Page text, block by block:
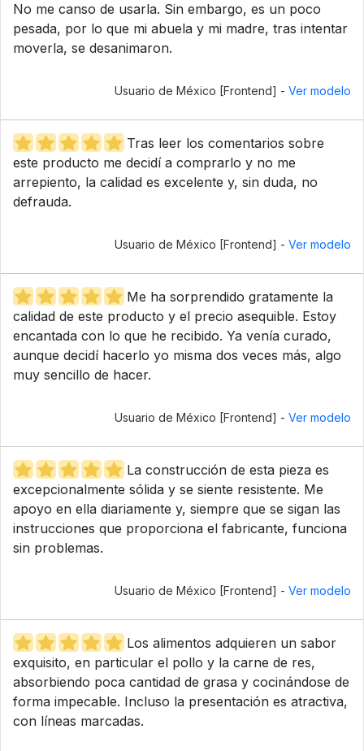
No me canso de usarla. Sin embargo, es un poco
pesada, por lo que mi abuela y mi madre, tras intentar
moverla, se desanimaron.
Usuario de México [Frontend] - Ver modelo
Tras leer los comentarios sobre
este producto me decidí a comprarlo y no me
arrepiento, la calidad es excelente y, sin duda, no
defrauda.
Usuario de México [Frontend] - Ver modelo
Me ha sorprendido gratamente la
calidad de este producto y el precio asequible. Estoy
encantada con lo que he recibido. Ya venía curado,
aunque decidí hacerlo yo misma dos veces más, algo
muy sencillo de hacer.
Usuario de México [Frontend] - Ver modelo
La construcción de esta pieza es
excepcionalmente sólida y se siente resistente. Me
apoyo en ella diariamente y, siempre que se sigan las
instrucciones que proporciona el fabricante, funciona
sin problemas.
Usuario de México [Frontend] - Ver modelo
Los alimentos adquieren un sabor
exquisito, en particular el pollo y la carne de res,
absorbiendo poca cantidad de grasa y cocinándose de
forma impecable. Incluso la presentación es atractiva,
con líneas marcadas.